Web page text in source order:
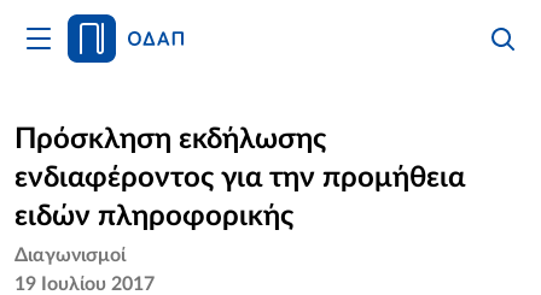
Άνοιγμα
Κυρίως
Αρχική
Οργανισμός
Υπηρεσίες
Πρόσκληση εκδήλωσης
ενδιαφέροντος για την προμήθεια
ειδών πληροφορικής
Διαγωνισμοί
19 Ιουλίου 2017